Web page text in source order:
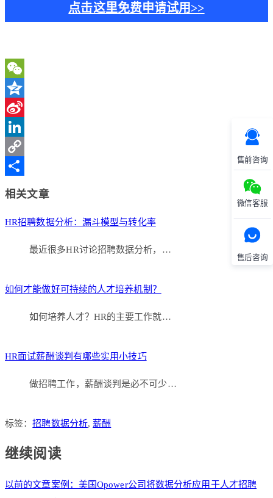
售前咨询
微信客服
售后咨询
点击这里免费申请试用>>
WeChat
Qzone
Sina
Weibo
LinkedIn
Copy
相关文章
HR招聘数据分析：漏斗模型与转化率
最近很多HR讨论招聘数据分析，…
如何才能做好可持续的人才培养机制？
如何培养人才？HR的主要工作就…
HR面试薪酬谈判有哪些实用小技巧
做招聘工作，薪酬谈判是必不可少…
标签：招聘数据分析,薪酬
继续阅读
以前的文章案例：美国Opower公司将数据分析应用于人才招聘